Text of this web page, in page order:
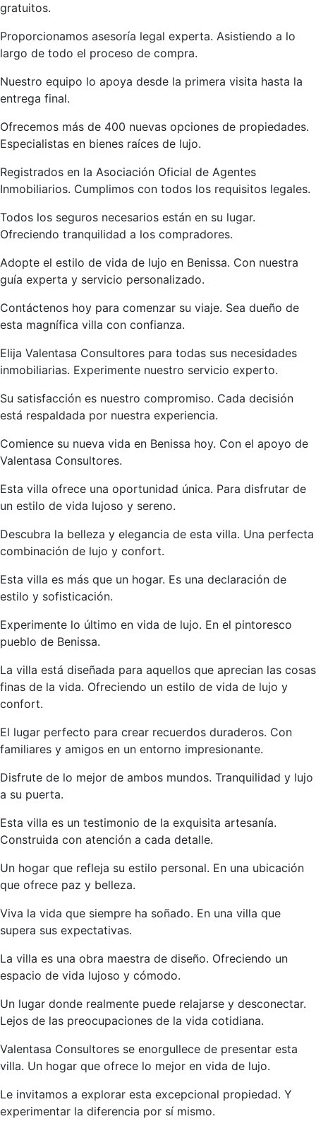
gratuitos.
Proporcionamos asesoría legal experta. Asistiendo a lo
largo de todo el proceso de compra.
Nuestro equipo lo apoya desde la primera visita hasta la
entrega final.
Ofrecemos más de 400 nuevas opciones de propiedades.
Especialistas en bienes raíces de lujo.
Registrados en la Asociación Oficial de Agentes
Inmobiliarios. Cumplimos con todos los requisitos legales.
Todos los seguros necesarios están en su lugar.
Ofreciendo tranquilidad a los compradores.
Adopte el estilo de vida de lujo en Benissa. Con nuestra
guía experta y servicio personalizado.
Contáctenos hoy para comenzar su viaje. Sea dueño de
esta magnífica villa con confianza.
Elija Valentasa Consultores para todas sus necesidades
inmobiliarias. Experimente nuestro servicio experto.
Su satisfacción es nuestro compromiso. Cada decisión
está respaldada por nuestra experiencia.
Comience su nueva vida en Benissa hoy. Con el apoyo de
Valentasa Consultores.
Esta villa ofrece una oportunidad única. Para disfrutar de
un estilo de vida lujoso y sereno.
Descubra la belleza y elegancia de esta villa. Una perfecta
combinación de lujo y confort.
Esta villa es más que un hogar. Es una declaración de
estilo y sofisticación.
Experimente lo último en vida de lujo. En el pintoresco
pueblo de Benissa.
La villa está diseñada para aquellos que aprecian las cosas
finas de la vida. Ofreciendo un estilo de vida de lujo y
confort.
El lugar perfecto para crear recuerdos duraderos. Con
familiares y amigos en un entorno impresionante.
Disfrute de lo mejor de ambos mundos. Tranquilidad y lujo
a su puerta.
Esta villa es un testimonio de la exquisita artesanía.
Construida con atención a cada detalle.
Un hogar que refleja su estilo personal. En una ubicación
que ofrece paz y belleza.
Viva la vida que siempre ha soñado. En una villa que
supera sus expectativas.
La villa es una obra maestra de diseño. Ofreciendo un
espacio de vida lujoso y cómodo.
Un lugar donde realmente puede relajarse y desconectar.
Lejos de las preocupaciones de la vida cotidiana.
Valentasa Consultores se enorgullece de presentar esta
villa. Un hogar que ofrece lo mejor en vida de lujo.
Le invitamos a explorar esta excepcional propiedad. Y
experimentar la diferencia por sí mismo.